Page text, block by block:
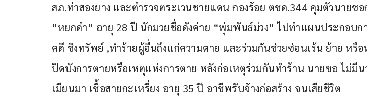
สภ.ท่าสองยาง และตำรวจตระเวนชายแดน กองร้อย ตชด.344 คุมตัวนายซ
“หยกดำ” อายุ 28 ปี นักมวยชื่อดังค่าย “พุ่มพันธ์ม่วง” ไปทำแผนประกอบก
คดี ชิงทรัพย์ ,ทำร้ายผู้อื่นถึงแก่ความตาย และร่วมกันช่วยซ่อนเร้น ย้าย หรื
ปิดบังการตายหรือเหตุแห่งการตาย หลังก่อเหตุร่วมกันทำร้าน นายซอ ไม่มี
เมียนมา เชื้อสายกะเหรี่ยง อายุ 35 ปี อาชีพรับจ้างก่อสร้าง จนเสียชีวิต